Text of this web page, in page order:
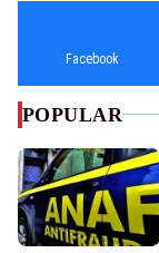
Facebook
POPULAR